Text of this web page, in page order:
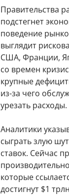
Правительства
подстегнет
поведение
выглядит
США, Франции,
со времен
крупные
из-за чего
урезать расходы.
Аналитики
сыграть злую
ставок. Сейчас
которые
достигнут $1